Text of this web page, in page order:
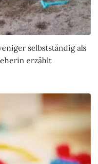
selbstständig als
erzählt